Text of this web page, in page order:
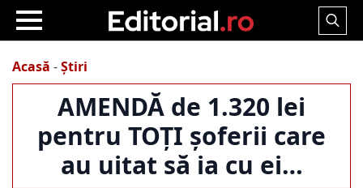
Search
Acasă -Știri
AMENDĂ de 1.320 lei
pentru TOȚI șoferii care
au uitat să ia cu ei…